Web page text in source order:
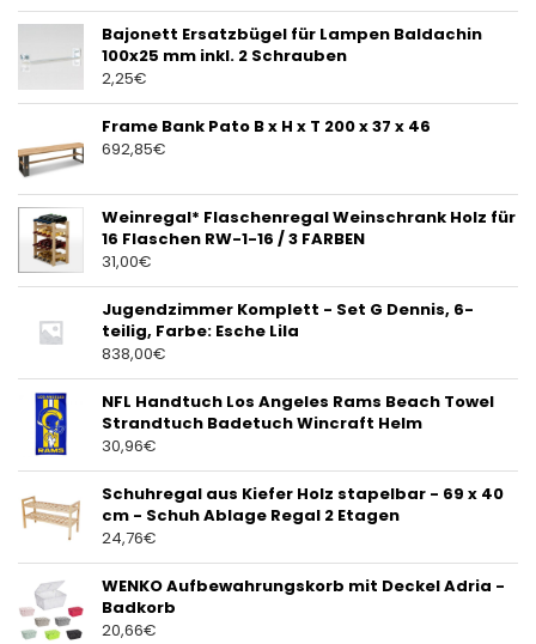
Bajonett Ersatzbügel für Lampen Baldachin
100x25 mm inkl. 2 Schrauben
2,25€
Frame Bank Pato B x H x T 200 x 37 x 46
692,85€
Weinregal* Flaschenregal Weinschrank Holz für
16 Flaschen RW-1-16 / 3 FARBEN
31,00€
Jugendzimmer Komplett - Set G Dennis, 6-
teilig, Farbe: Esche Lila
838,00€
NFL Handtuch Los Angeles Rams Beach Towel
Strandtuch Badetuch Wincraft Helm
30,96€
Schuhregal aus Kiefer Holz stapelbar - 69 x 40
cm - Schuh Ablage Regal 2 Etagen
24,76€
WENKO Aufbewahrungskorb mit Deckel Adria -
Badkorb
20,66€